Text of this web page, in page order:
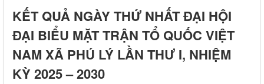
KẾT QUẢ NGÀY THỨ NHẤT ĐẠI HỘI
ĐẠI BIỂU MẶT TRẬN TỔ QUỐC VIỆT
NAM XÃ PHÚ LÝ LẦN THƯ I, NHIỆM
KỲ 2025 – 2030